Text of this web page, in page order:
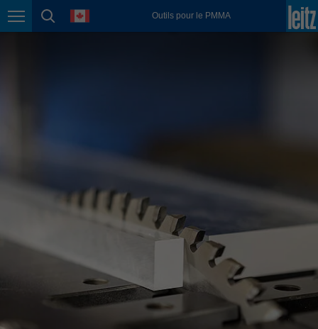
Page navigation
page search
language Outils pour le PMMA
México
Polska
Portugal
português
România
Schweiz
deutsch français